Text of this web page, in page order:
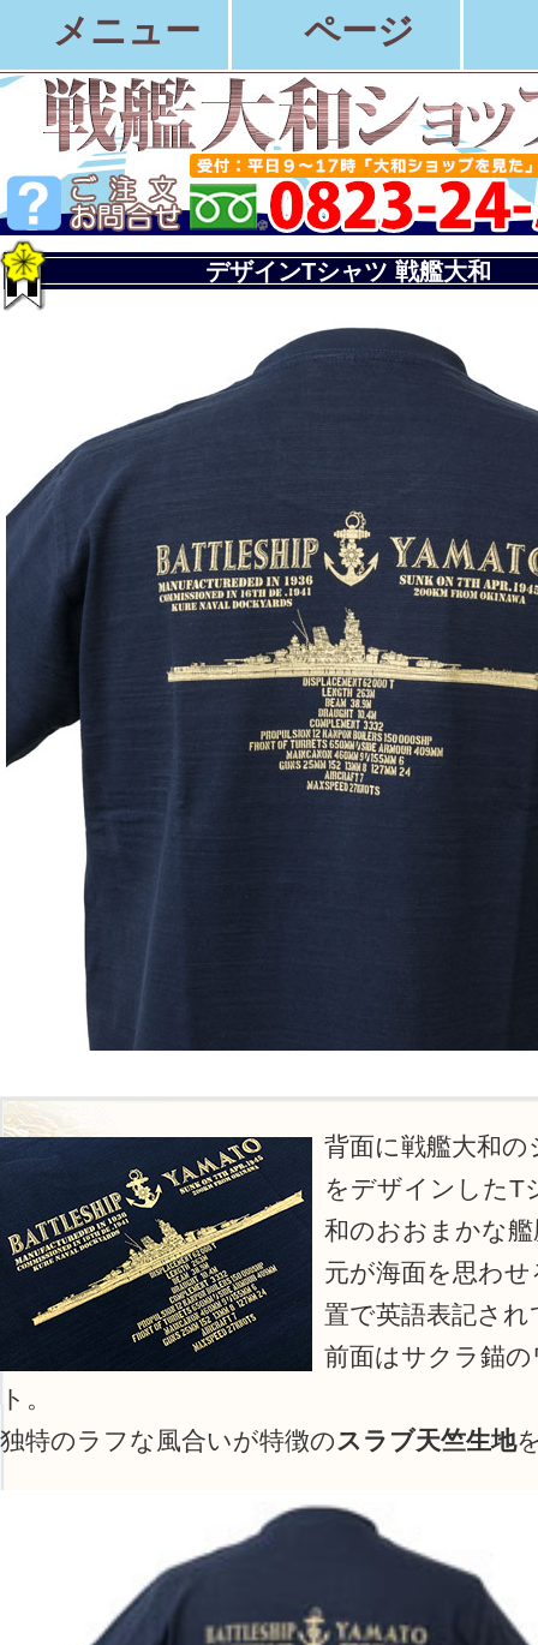
メニュー ページ
デザインTシャツ 戦艦大和
背面に戦艦大和
をデザインしたT
和のおおまかな
元が海面を思わ
置で英語表記さ
前面はサクラ錨
ト。
独特のラフな風合いが特徴のスラブ天竺生地